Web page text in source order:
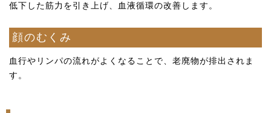
低下した筋力を引き上げ、血液循環の改善します。
顔のむくみ
血行やリンパの流れがよくなることで、老廃物が排出されま
す。